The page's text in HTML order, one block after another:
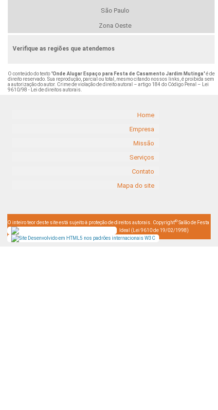
São Paulo
Zona Oeste
Verifique as regiões que atendemos
O conteúdo do texto "Onde Alugar Espaço para Festa de Casamento Jardim Mutinga" é de
direito reservado. Sua reprodução, parcial ou total, mesmo citando nossos links, é proibida sem
a autorização do autor. Crime de violação de direito autoral – artigo 184 do Código Penal –
Lei
9610/98 - Lei de direitos autorais
Home
Empresa
Missão
Serviços
Contato
Mapa do site
O inteiro teor deste site está sujeito à proteção de direitos autorais. Copyright© Salão de Festa
Ideal (Lei 9610 de 19/02/1998)